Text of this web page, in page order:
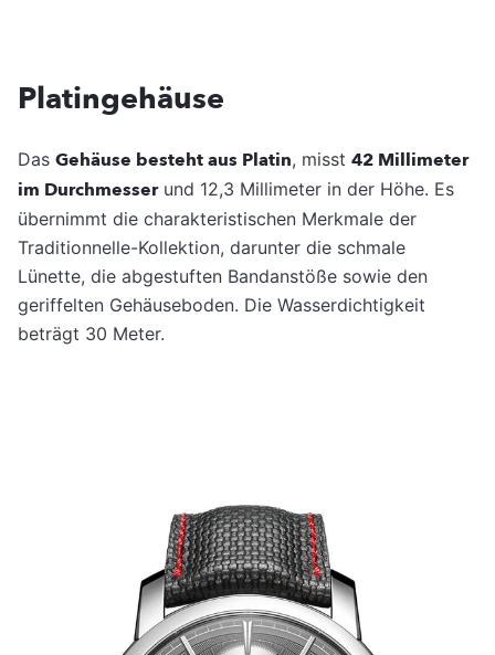
Platingehäuse
Das Gehäuse besteht aus Platin, misst 42 Millimeter
im Durchmesserund 12,3 Millimeter in der Höhe. Es
übernimmt die charakteristischen Merkmale der
Traditionnelle-Kollektion, darunter die schmale
Lünette, die abgestuften Bandanstöße sowie den
geriffelten Gehäuseboden. Die Wasserdichtigkeit
beträgt 30 Meter.